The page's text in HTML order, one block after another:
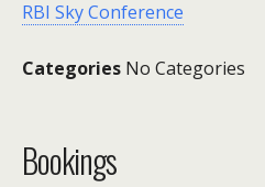
RBI Sky Conference
Categories No Categories
Bookings